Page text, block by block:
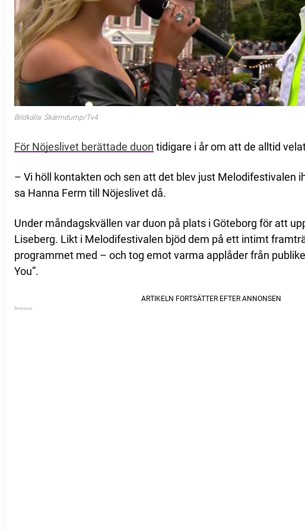
Bildkälla: Skärmdump/Tv4
För Nöjeslivet berättade duon tidigare i år om att de alltid
– Vi höll kontakten och sen att det blev just Melodifestivalen
sa Hanna Ferm till Nöjeslivet då.
Under måndagskvällen var duon på plats i Göteborg för att
Liseberg. Likt i Melodifestivalen bjöd dem på ett intimt
programmet med – och tog emot varma applåder från
You”.